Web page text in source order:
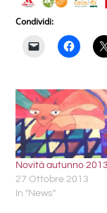
Condividi:
Novità autunno 2013
27 Ottobre 2013
In "News"